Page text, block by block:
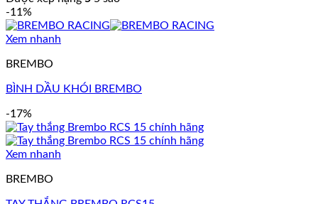
-11%
Xem nhanh
BREMBO
BÌNH DẦU KHÓI BREMBO
-17%
Xem nhanh
BREMBO